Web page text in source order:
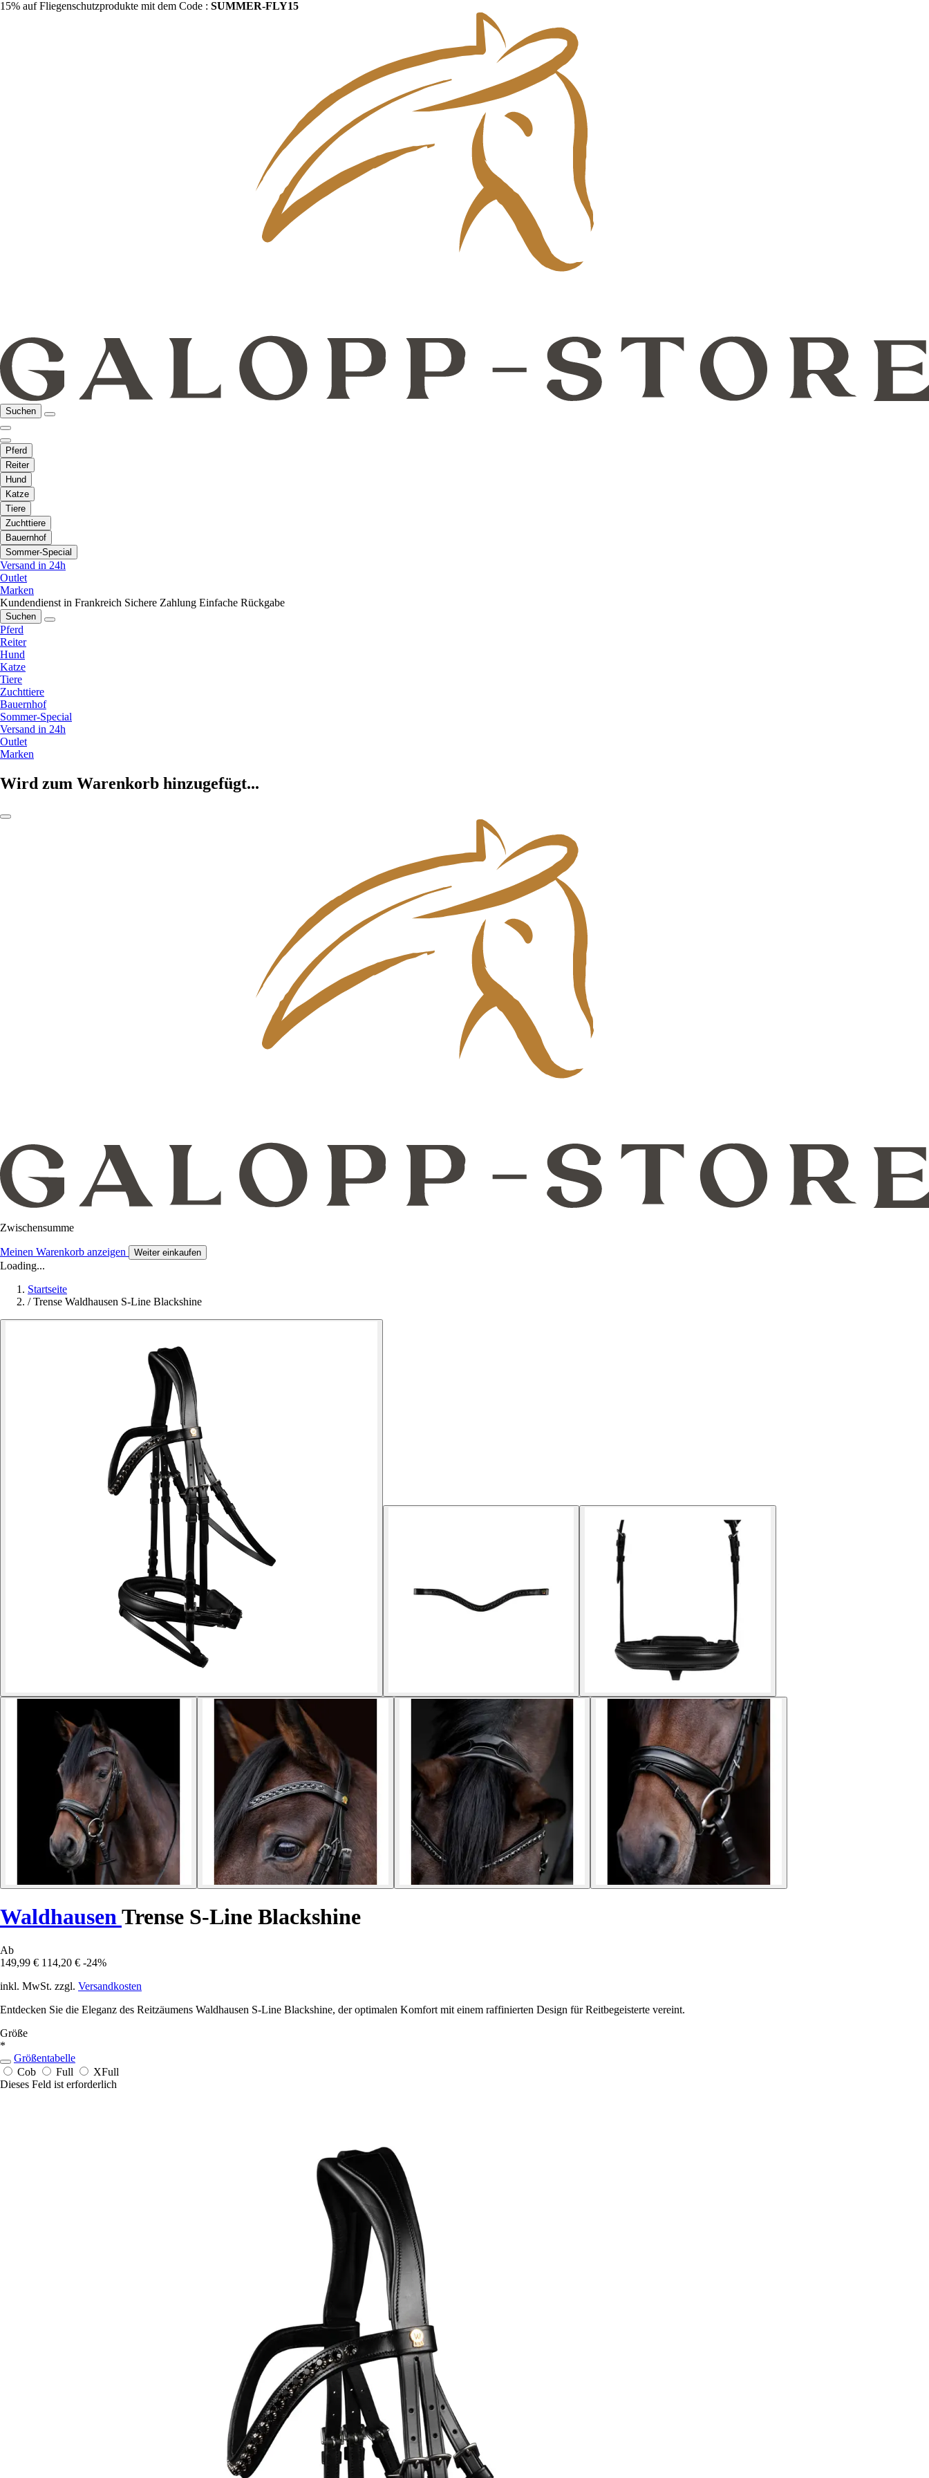
15% auf Fliegenschutzprodukte mit dem Code : SUMMER-FLY15
Suchen
Pferd
Reiter
Hund
Katze
Tiere
Zuchttiere
Bauernhof
Sommer-Special
Versand in 24h
Outlet
Marken
Kundendienst in Frankreich Sichere Zahlung Einfache Rückgabe
Suchen
Pferd
Reiter
Hund
Katze
Tiere
Zuchttiere
Bauernhof
Sommer-Special
Versand in 24h
Outlet
Marken
Wird zum Warenkorb hinzugefügt...
Zwischensumme
Meinen Warenkorb anzeigen Weiter einkaufen
Loading...
Startseite
/ Trense Waldhausen S-Line Blackshine
Waldhausen Trense S-Line Blackshine
Ab
149,99 € 114,20 € -24%
inkl. MwSt. zzgl. Versandkosten
Entdecken Sie die Eleganz des Reitzäumens Waldhausen S-Line Blackshine, der optimalen Komfort mit einem raffinierten Design für Reitbegeisterte vereint.
Größe
*
Größentabelle
Cob
Full
XFull
Dieses Feld ist erforderlich